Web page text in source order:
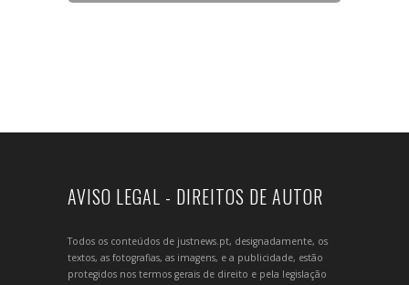
AVISO LEGAL - DIREITOS DE AUTOR
Todos os conteúdos de justnews.pt, designadamente, os
textos, as fotografias, as imagens, e a publicidade, estão
protegidos nos termos gerais de direito e pela legislação